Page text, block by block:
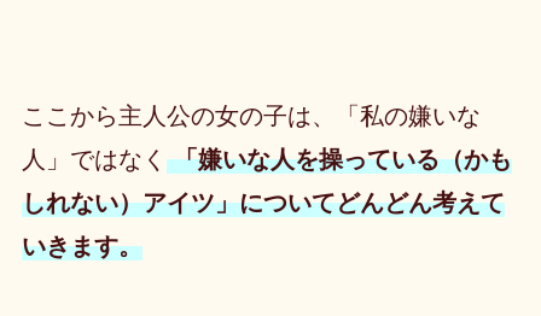
ここから主人公の女の子は、「私の嫌いな
人」ではなく 「嫌いな人を操っている（かも
しれない）アイツ」についてどんどん考えて
いきます。